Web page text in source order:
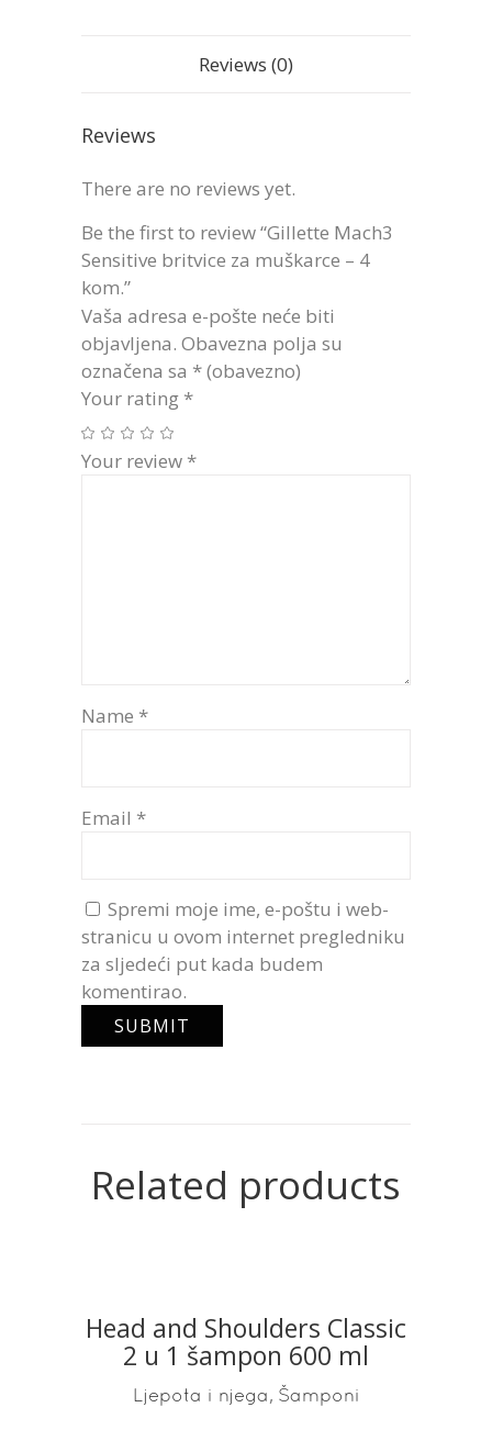
Reviews (0)
Reviews
There are no reviews yet.
Be the first to review “Gillette Mach3
Sensitive britvice za muškarce – 4
kom.”
Vaša adresa e-pošte neće biti
objavljena. Obavezna polja su
označena sa * (obavezno)
Your rating *
Your review *
Name *
Email *
Spremi moje ime, e-poštu i web-
stranicu u ovom internet pregledniku
za sljedeći put kada budem
komentirao.
Related products
READ MORE
Head and Shoulders Classic
2 u 1 šampon 600 ml
Ljepota i njega, Šamponi